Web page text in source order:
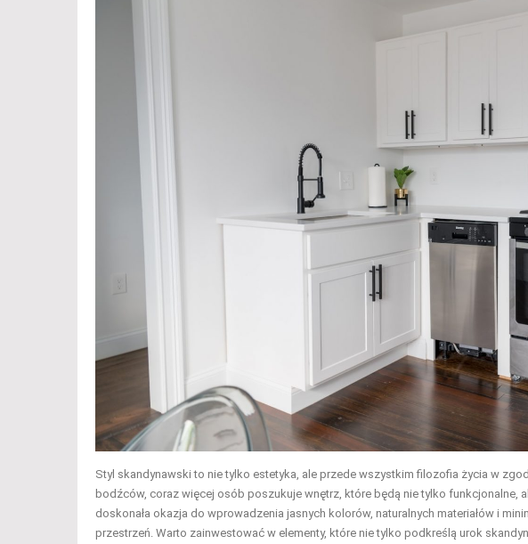
Styl skandynawski to nie tylko estetyka, ale przede wszystkim filozofia życia w
bodźców, coraz więcej osób poszukuje wnętrz, które będą nie tylko funkcjonalne,
doskonała okazja do wprowadzenia jasnych kolorów, naturalnych materiałów i
przestrzeń. Warto zainwestować w elementy, które nie tylko podkreślą urok